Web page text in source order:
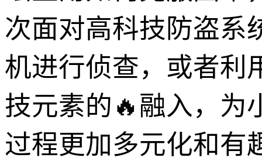
次面对高科技防盗系
机进行侦查，或者利
技元素的🔥融入，为
过程更加多元化和有